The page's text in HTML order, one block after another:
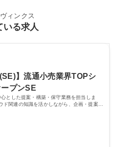
ィンクス
いる求人
】流通小売業界TOPシ
プンSE
とした提案・構築・保守業務を担当しま
関連の知識を活かしながら、企画・提案か